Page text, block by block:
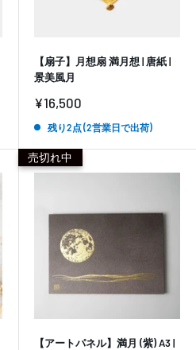
【扇子】月想扇 満月想 | 唐紙 |
景美風月
販
価
¥16,500
残り2点 (2営業日で出荷)
売切れ中
【アートパネル】満月 (紫) A3 |